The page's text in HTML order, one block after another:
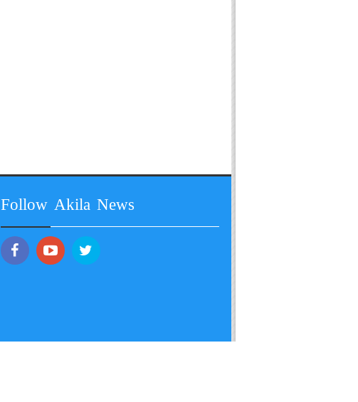
Follow Akila News